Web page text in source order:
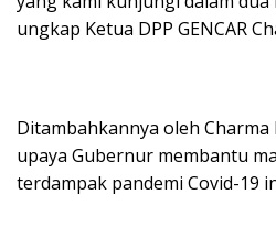
ungkap Ketua DPP GENCAR
Ditambahkannya oleh
upaya Gubernur membantu
terdampak pandemi Covid-19